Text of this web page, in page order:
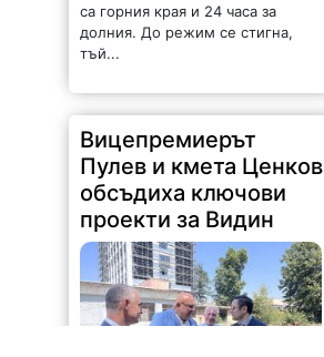
са горния края и 24 часа за
долния. До режим се стигна,
тъй...
Вицепремиерът
Пулев и кмета Ценков
обсъдиха ключови
проекти за Видин